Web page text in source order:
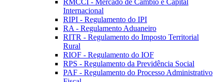
RMCCI - Mercado de Câmbio e Capital
Internacional
RIPI - Regulamento do IPI
RA - Regulamento Aduaneiro
RITR - Regulamento do Imposto Territorial
Rural
RIOF - Regulamento do IOF
RPS - Regulamento da Previdência Social
PAF - Regulamento do Processo Administrativo